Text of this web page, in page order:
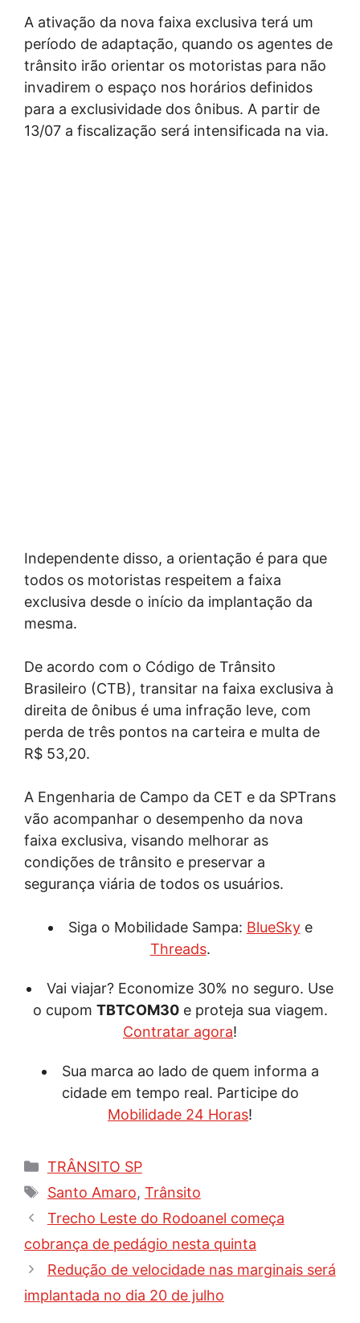
A ativação da nova faixa exclusiva terá um
período de adaptação, quando os agentes de
trânsito irão orientar os motoristas para não
invadirem o espaço nos horários definidos
para a exclusividade dos ônibus. A partir de
13/07 a fiscalização será intensificada na via.
Independente disso, a orientação é para que
todos os motoristas respeitem a faixa
exclusiva desde o início da implantação da
mesma.
De acordo com o Código de Trânsito
Brasileiro (CTB), transitar na faixa exclusiva à
direita de ônibus é uma infração leve, com
perda de três pontos na carteira e multa de
R$ 53,20.
A Engenharia de Campo da CET e da SPTrans
vão acompanhar o desempenho da nova
faixa exclusiva, visando melhorar as
condições de trânsito e preservar a
segurança viária de todos os usuários.
Siga o Mobilidade Sampa: BlueSkye
Threads.
Vai viajar? Economize 30% no seguro. Use
o cupom TBTCOM30e proteja sua viagem.
Contratar agora!
Sua marca ao lado de quem informa a
cidade em tempo real. Participe do
Mobilidade 24 Horas!
Categorias
TRÂNSITO SP
Tags
Santo Amaro, Trânsito
Trecho Leste do Rodoanel começa
cobrança de pedágio nesta quinta
Redução de velocidade nas marginais será
implantada no dia 20 de julho